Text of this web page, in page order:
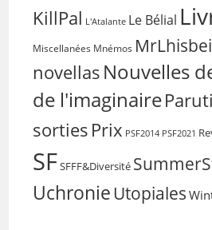
KillPal L'Atalante Le Bélial
Miscellanées Mnémos MrLhisbei
novellas Nouvelles
de l'imaginaire
sorties Prix PSF2014 PSF2021
SFSFFF&Diversité
Uchronie Utopiales